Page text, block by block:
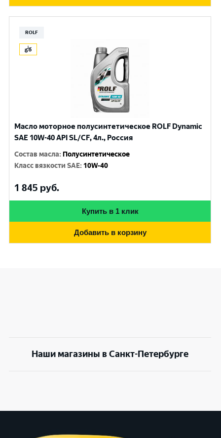
ROLF
Масло моторное полусинтетическое ROLF Dynamic
SAE 10W-40 API SL/CF, 4л., Россия
Состав масла: Полусинтетическое
Класс вязкости SAE: 10W-40
1 845 руб.
Купить в 1 клик
Добавить в корзину
Наши магазины в Санкт-Петербурге